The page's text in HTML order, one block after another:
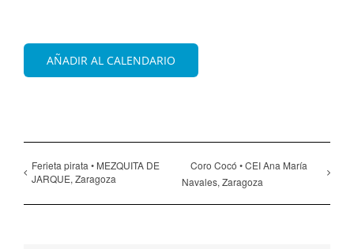
AÑADIR AL CALENDARIO
Ferieta pirata • MEZQUITA DE
JARQUE, Zaragoza
Coro Cocó • CEI Ana María
Navales, Zaragoza